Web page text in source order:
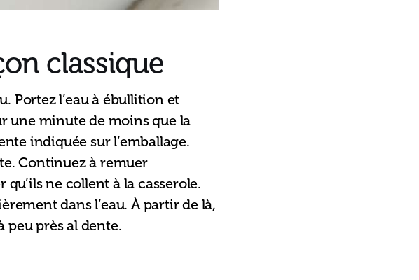
classique
Portez l’eau à ébullition et
une minute de moins que la
indiquée sur l’emballage.
Continuez à remuer
ne collent à la casserole.
dans l’eau. À partir de là,
peu près al dente.